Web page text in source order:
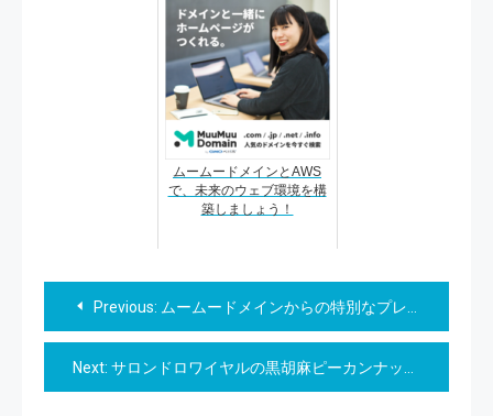
ムームードメインとAWS
で、未来のウェブ環境を構
築しましょう！
投
稿
ナ
Previous: ムームードメインからの特別なプレゼント: 「.online」ドメイン無料取得キャンペーン
Next: サロンドロワイヤルの黒胡麻ピーカンナッツ「古き良き味わいを、新しい楽しみ方で。」